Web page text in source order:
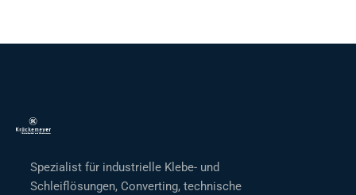
Spezialist für industrielle Klebe- und
Schleiflösungen, Converting, technische